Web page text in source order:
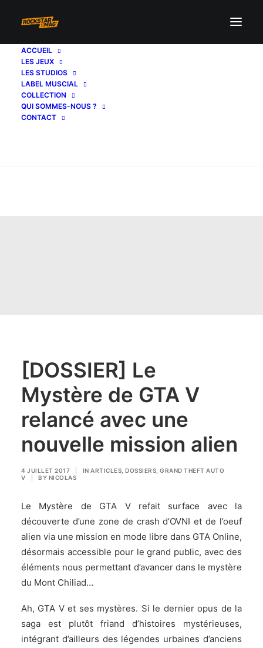
ACCUEIL
LES JEUX
LES STUDIOS
LABEL MUSCIAL
COLLECTION
QUI SOMMES-NOUS ?
CONTACT
[DOSSIER] Le
Mystère de GTA V
relancé avec une
nouvelle mission alien
4 JUILLET 2017 IN ARTICLES DOSSIERS GRAND THEFT AUTO
V
BY NICOLAS
Le Mystère de GTA V refait surface avec la
découverte d’une zone de crash d’OVNI et de l’oeuf
alien via une mission en mode libre dans GTA Online,
désormais accessible pour le grand public, avec des
éléments nous permettant d’avancer dans le mystère
du Mont Chiliad…
Ah, GTA V et ses mystères. Si le dernier opus de la
saga est plutôt friand d’histoires mystérieuses,
intégrant d’ailleurs des légendes urbaines d’anciens